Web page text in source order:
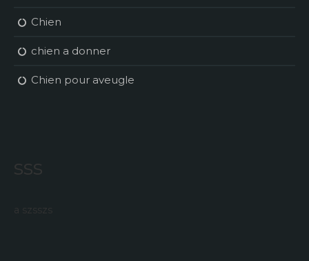
Chien
chien a donner
Chien pour aveugle
sss
a szsszs